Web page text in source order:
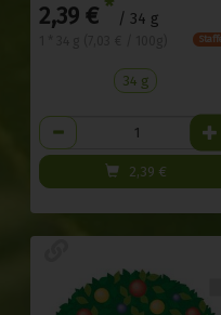
2,39 € * / 34 g
34 g
Anzahl
2,39 €